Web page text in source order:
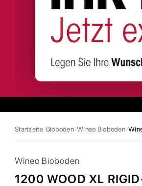
Startseite Bioboden Wineo Bioboden
Wineo Bioboden
1200 WOOD XL